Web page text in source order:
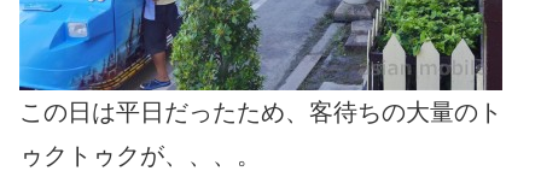
この日は平日だったため、客待ちの大量のト
ゥクトゥクが、、、。